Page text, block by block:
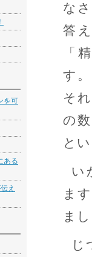
を可
ある
え
な
答
「
す
そ
の
と
い
ま
ま
じ